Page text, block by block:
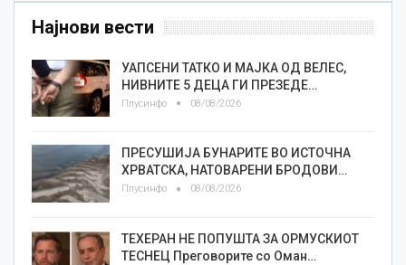
Најнови вести
УАПСЕНИ ТАТКО И МАЈКА ОД ВЕЛЕС,
НИВНИТЕ 5 ДЕЦА ГИ ПРЕЗЕДЕ…
Плусинфо 08/08/2026
ПРЕСУШИЈА БУНАРИТЕ ВО ИСТОЧНА
ХРВАТСКА, НАТОВАРЕНИ БРОДОВИ…
Плусинфо 08/08/2026
ТЕХЕРАН НЕ ПОПУШТА ЗА ОРМУСКИОТ
ТЕСНЕЦ Преговорите со Оман…